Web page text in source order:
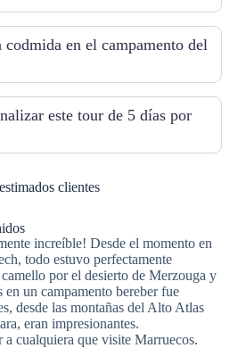
en el campamento del
este tour de 5 días por
clientes
increíble! Desde el momento en
todo estuvo perfectamente
por el desierto de Merzouga y
en un campamento bereber fue
desde las montañas del Alto Atlas
eran impresionantes.
a cualquiera que visite Marruecos.